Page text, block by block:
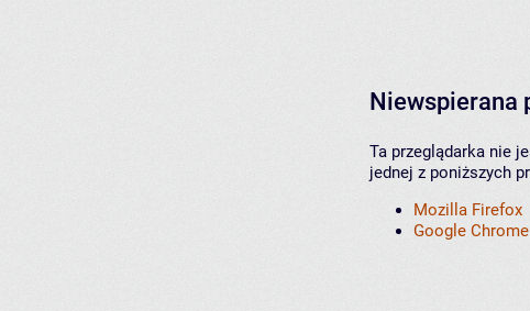
Niewspierana
Ta przeglądarka nie
jednej z poniższych
Mozilla Firefox
Google Chrome